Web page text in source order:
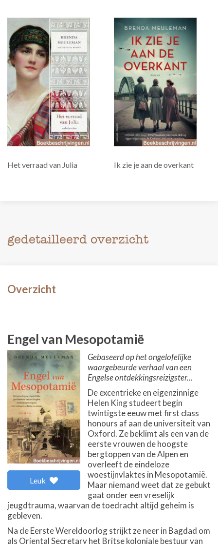
Het verraad van Julia Ik zie je aan de overkant
gedetailleerd overzicht
Overzicht
Engel van Mesopotamië
Leuk
Gebaseerd op het ongelofelijke
waargebeurde verhaal van een
Engelse ontdekkingsreizigster...
De excentrieke en eigenzinnige
Helen King studeert begin
twintigste eeuw met first class
honours af aan de universiteit van
Oxford. Ze beklimt als een van de
eerste vrouwen de hoogste
bergtoppen van de Alpen en
overleeft de eindeloze
woestijnvlaktes in Mesopotamië.
Maar niemand weet dat ze gebukt
gaat onder een vreselijk
jeugdtrauma, waarvan de toedracht altijd geheim is
gebleven.
Na de Eerste Wereldoorlog strijkt ze neer in Bagdad om
als Oriental Secretary het Britse koloniale bestuur van